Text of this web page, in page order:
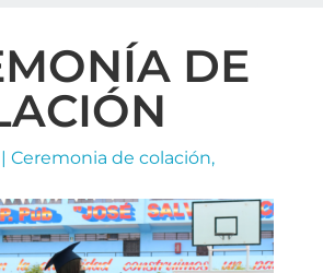
DE
| Ceremonia de colación,